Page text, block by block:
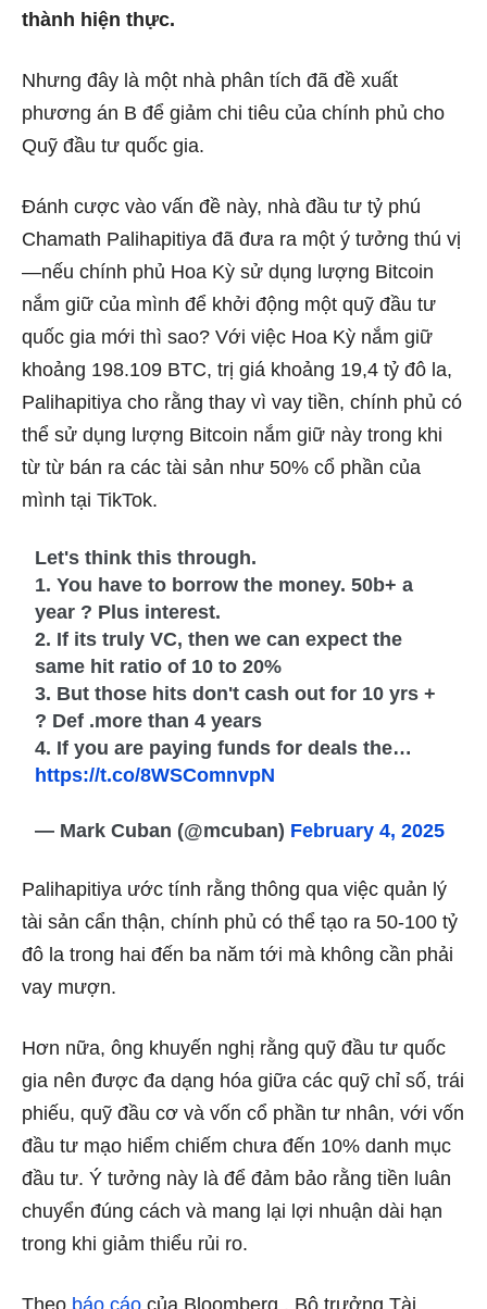
thành hiện thực.
Nhưng đây là một nhà phân tích đã đề xuất
phương án B để giảm chi tiêu của chính phủ cho
Quỹ đầu tư quốc gia.
Đánh cược vào vấn đề này, nhà đầu tư tỷ phú
Chamath Palihapitiya đã đưa ra một ý tưởng thú vị
—nếu chính phủ Hoa Kỳ sử dụng lượng Bitcoin
nắm giữ của mình để khởi động một quỹ đầu tư
quốc gia mới thì sao? Với việc Hoa Kỳ nắm giữ
khoảng 198.109 BTC, trị giá khoảng 19,4 tỷ đô la,
Palihapitiya cho rằng thay vì vay tiền, chính phủ có
thể sử dụng lượng Bitcoin nắm giữ này trong khi
từ từ bán ra các tài sản như 50% cổ phần của
mình tại TikTok.
Let's think this through.
1. You have to borrow the money. 50b+ a
year ? Plus interest.
2. If its truly VC, then we can expect the
same hit ratio of 10 to 20%
3. But those hits don't cash out for 10 yrs +
? Def .more than 4 years
4. If you are paying funds for deals the…
https://t.co/8WSComnvpN
— Mark Cuban (@mcuban) February 4, 2025
Palihapitiya ước tính rằng thông qua việc quản lý
tài sản cẩn thận, chính phủ có thể tạo ra 50-100 tỷ
đô la trong hai đến ba năm tới mà không cần phải
vay mượn.
Hơn nữa, ông khuyến nghị rằng quỹ đầu tư quốc
gia nên được đa dạng hóa giữa các quỹ chỉ số, trái
phiếu, quỹ đầu cơ và vốn cổ phần tư nhân, với vốn
đầu tư mạo hiểm chiếm chưa đến 10% danh mục
đầu tư. Ý tưởng này là để đảm bảo rằng tiền luân
chuyển đúng cách và mang lại lợi nhuận dài hạn
trong khi giảm thiểu rủi ro.